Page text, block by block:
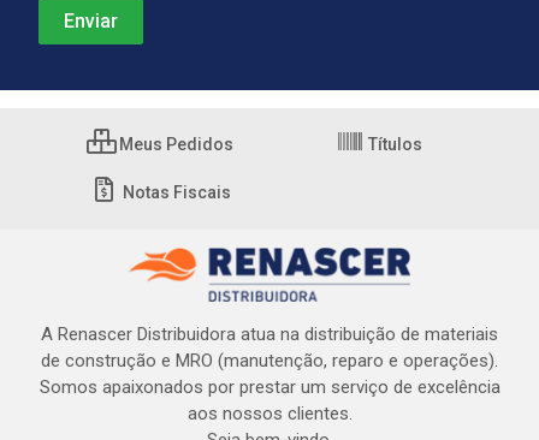
Meus Pedidos Títulos
Notas Fiscais
A Renascer Distribuidora atua na distribuição de materiais
de construção e MRO (manutenção, reparo e operações).
Somos apaixonados por prestar um serviço de excelência
aos nossos clientes.